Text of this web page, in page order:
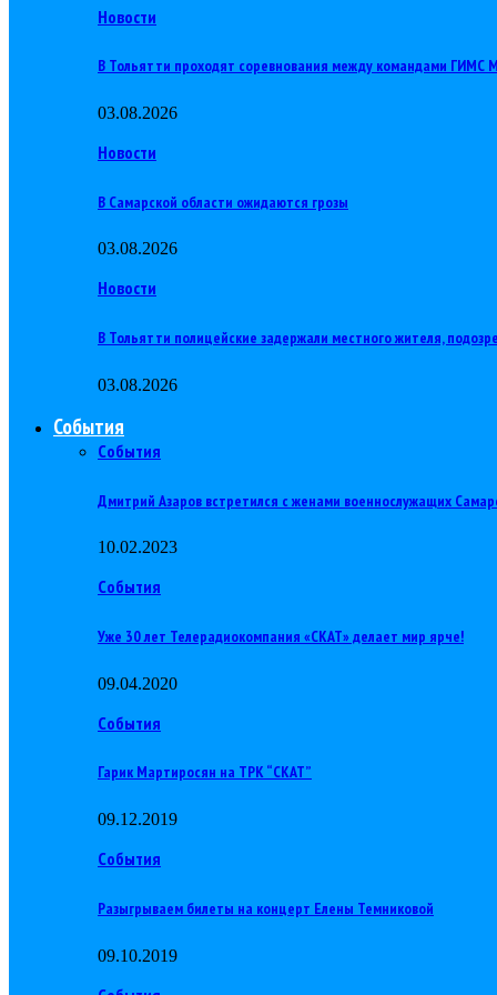
Новости
В Тольятти проходят соревнования между командами ГИМС
03.08.2026
Новости
В Самарской области ожидаются грозы
03.08.2026
Новости
В Тольятти полицейские задержали местного жителя,
03.08.2026
События
События
Дмитрий Азаров встретился с женами военнослужащих
10.02.2023
События
Уже 30 лет Телерадиокомпания «СКАТ» делает мир ярче!
09.04.2020
События
Гарик Мартиросян на ТРК “СКАТ”
09.12.2019
События
Разыгрываем билеты на концерт Елены Темниковой
09.10.2019